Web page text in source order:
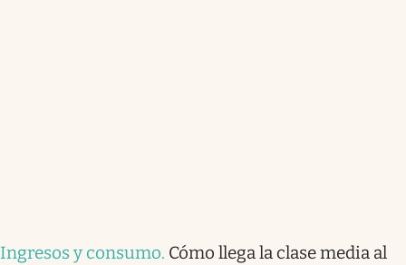
Ingresos y consumo. Cómo llega la clase media al